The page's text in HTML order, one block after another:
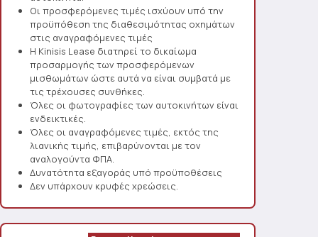
Οι προσφερόμενες τιμές ισχύουν υπό την
προϋπόθεση της διαθεσιμότητας οχημάτων
στις αναγραφόμενες τιμές
Η Kinisis Lease διατηρεί το δικαίωμα
προσαρμογής των προσφερόμενων
μισθωμάτων ώστε αυτά να είναι συμβατά με
τις τρέχουσες συνθήκες.
Όλες οι φωτογραφίες των αυτοκινήτων είναι
ενδεικτικές.
Όλες οι αναγραφόμενες τιμές, εκτός της
λιανικής τιμής, επιβαρύνονται με τον
αναλογούντα ΦΠΑ.
Δυνατότητα εξαγοράς υπό προϋποθέσεις
Δεν υπάρχουν κρυφές χρεώσεις.